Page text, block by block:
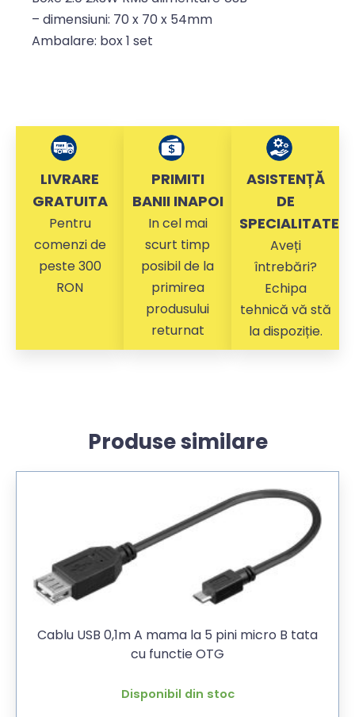
– dimensiuni: 70 x 70 x 54mm
Ambalare: box 1 set
LIVRARE
GRATUITA
Pentru
comenzi de
peste 300
RON
PRIMITI
BANII INAPOI
In cel mai
scurt timp
posibil de la
primirea
produsului
returnat
ASISTENȚĂ
DE
SPECIALITATE
Aveți
întrebări?
Echipa
tehnică vă stă
la dispoziție.
Produse similare
Cablu USB 0,1m A mama la 5 pini micro B tata
cu functie OTG
Disponibil din stoc